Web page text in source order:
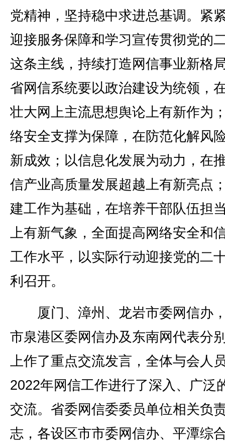
党精神，坚持稳中求进总基调。紧
迎接服务保障和学习宣传贯彻党的
这条主线，持续打造网信事业新格
省网信系统要以政治建设为统领，
壮大网上主流思想舆论上有新作为
络安全支撑为保障，在防范化解风
新成效；以信息化发展为动力，在
信产业高质量发展超越上有新亮点
建工作为基础，在培养干部队伍担
上有新气象，全面提高网络安全和
工作水平，以实际行动迎接党的二
利召开。
厦门、漳州、龙岩市委网信办
市泉港区委网信办及东南网代表分
上作了重点交流发言，全体与会人
2022年网信工作进行了深入、广泛
交流。省委网信委委员单位相关负
志，各设区市市委网信办、平潭综